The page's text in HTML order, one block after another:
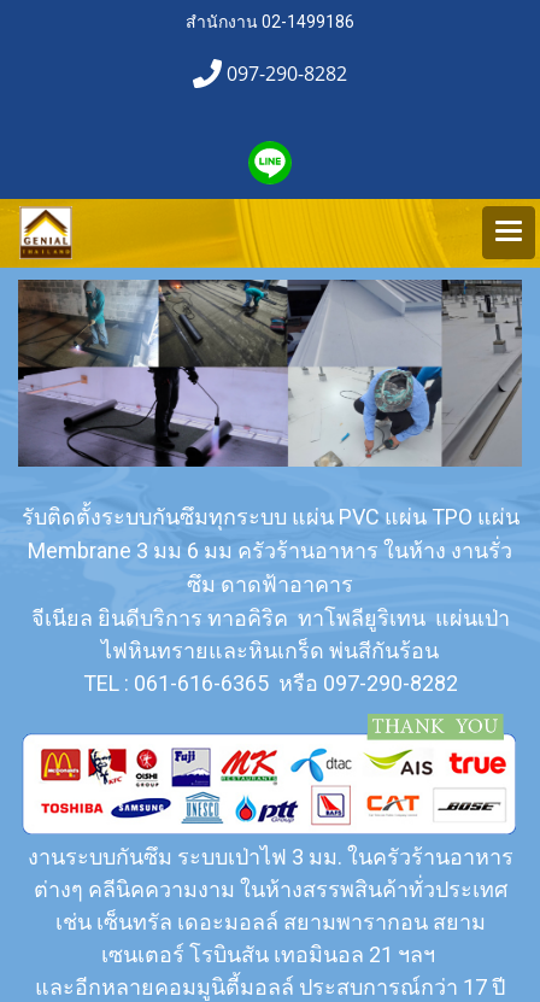
สำนักงาน 02-1499186
097-290-8282
รับติดตั้งระบบกันซึมทุกระบบ แผ่น PVC แผ่น TPO แผ่น
Membrane 3 มม 6 มม ครัวร้านอาหาร ในห้าง งานรั่ว
ซึม ดาดฟ้าอาคาร
จีเนียล ยินดีบริการ ทาอคิริค ทาโพลียูริเทน แผ่นเป่า
ไฟหินทรายและหินเกร็ด พ่นสีกันร้อน
TEL : 061-616-6365 หรือ 097-290-8282
งานระบบกันซึม ระบบเป่าไฟ 3 มม. ในครัวร้านอาหาร
ต่างๆ คลีนิคความงาม ในห้างสรรพสินค้าทั่วประเทศ
เช่น เซ็นทรัล เดอะมอลล์ สยามพารากอน สยาม
เซนเตอร์ โรบินสัน เทอมินอล 21 ฯลฯ
และอีกหลายคอมมูนิตี้มอลล์ ประสบการณ์กว่า 17 ปี